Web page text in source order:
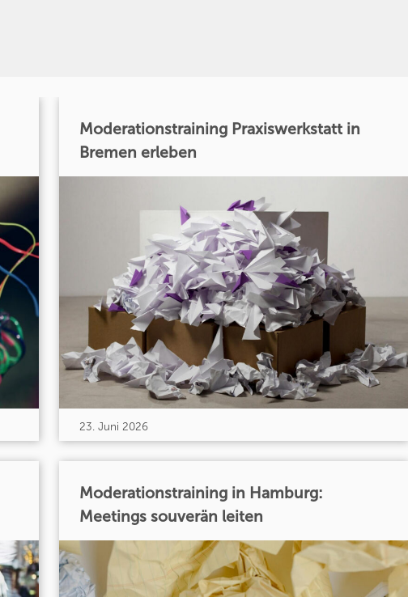
Moderationstraining Praxiswerkstatt in
Bremen erleben
23. Juni 2026
Moderationstraining in Hamburg:
Meetings souverän leiten